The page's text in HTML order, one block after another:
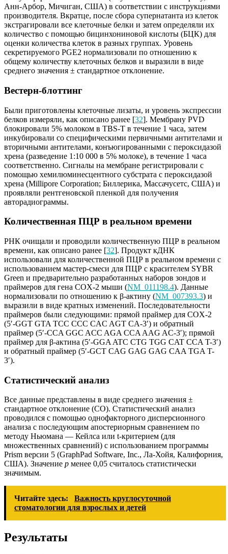
Анн-Арбор, Мичиган, США) в соответствии с инструкциями
производителя. Вкратце, после сбора супернатанта из клеток
экстрагировали все клеточные белки и затем определяли их
количество с помощью бицинхониновой кислоты (БЦК) для
оценки количества клеток в разных группах. Уровень
секретируемого PGE2 нормализовали по отношению к
общему количеству клеточных белков и выразили в виде
среднего значения ± стандартное отклонение.
Вестерн-блоттинг
Были приготовлены клеточные лизаты, и уровень экспрессии
белков измеряли, как описано ранее [32]. Мембрану PVD
блокировали 5% молоком в TBS-T в течение 1 часа, затем
инкубировали со специфическими первичными антителами и
вторичными антителами, конъюгированными с пероксидазой
хрена (разведение 1:10 000 в 5% молоке), в течение 1 часа
соответственно. Сигналы на мембране регистрировали с
помощью хемилюминесцентного субстрата с пероксидазой
хрена (Millipore Corporation; Биллерика, Массачусетс, США) и
проявляли рентгеновской пленкой для получения
авторадиограммы.
Количественная ПЦР в реальном времени
РНК очищали и проводили количественную ПЦР в реальном
времени, как описано ранее [32]. Продукт кДНК
использовали для количественной ПЦР в реальном времени с
использованием мастер-смеси для ПЦР с красителем SYBR
Green и предварительно разработанных наборов зондов и
праймеров для гена COX-2 мыши (NM_011198.4). Данные
нормализовали по отношению к β-актину (NM_007393.3) и
выразили в виде кратных изменений. Последовательности
праймеров были следующими: прямой праймер для COX-2
(5′-GGT GTA TCC CCC CAC AGT CA-3′) и обратный
праймер (5′-CCA GGC ACC AGA CCA AAG AC-3′); прямой
праймер для β-актина (5′-GGA ATC CTG TGG CAT CCA T-3′)
и обратный праймер (5′-GCT CAG GAG GAG CAA TGA T-
3′).
Статистический анализ
Все данные представлены в виде среднего значения ±
стандартное отклонение (СО). Статистический анализ
проводился с помощью однофакторного дисперсионного
анализа с последующим апостериорным сравнением по
методу Ньюмана — Кейлса или t-критерием (для
множественных сравнений) с использованием программы
Prism версии 5 (GraphPad Software, Inc., Ла-Хойя, Калифорния,
США). Значение p менее 0,05 считалось статистически
значимым.
Читайте здесь:
Важность круглосуточной
стоматологии для взрослых и детей
Результаты